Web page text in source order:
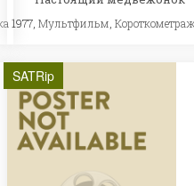
1977,Мультфильм ,
SATRip